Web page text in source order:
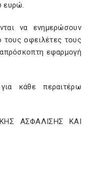
ευρώ.
να ενημερώσουν
οφειλέτες τους
εφαρμογή
κάθε περαιτέρω
ΑΣΦΑΛΙΣΗΣ ΚΑΙ